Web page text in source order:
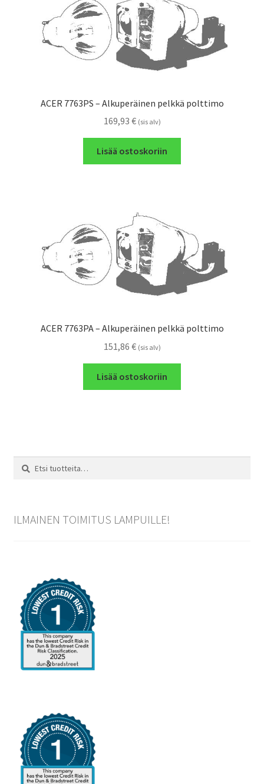
ACER 7763PS – Alkuperäinen pelkkä polttimo
169,93 € (sis alv)
Lisää ostoskoriin
ACER 7763PA – Alkuperäinen pelkkä polttimo
151,86 € (sis alv)
Lisää ostoskoriin
Etsi:
Haku
ILMAINEN TOIMITUS LAMPUILLE!